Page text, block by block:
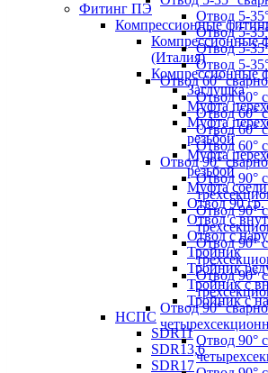
Фитинг ПЭ
Компрессионные
Компрессионные
(Италия)
Компрессионные
Заглушка
Муфта
Муфта
резьбой
Муфта
резьбой
Муфта
Отвод 90 гр.
Отвод с
Отвод с
Тройник
Тройник
Тройник с
Тройник с
НСПС
SDR11
SDR13,6
SDR17
Отвод 5-
Отвод 5-
Отвод 5-
Отвод 5-
Отвод 60°
Отвод 60°
Отвод 60°
Отвод 60°
Отвод 60°
Отвод 90°
Отвод 90°
Отвод 90°
Отвод 90°
Отвод 90°
Отвод 90°
Отвод 90°